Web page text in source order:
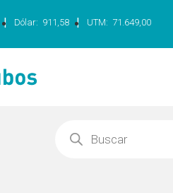
| Dólar: 911,58 | UTM: 71.649,00